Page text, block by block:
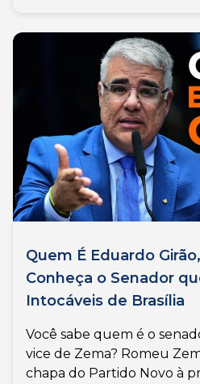
Quem É Eduardo
Conheça o Senador
Intocáveis de Brasília
Você sabe quem é o
vice de Zema? Romeu
chapa do Partido Novo à